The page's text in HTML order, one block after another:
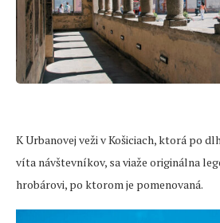
K Urbanovej veži v Košiciach, ktorá po
víta návštevníkov, sa viaže originálna
hrobárovi, po ktorom je pomenovaná.